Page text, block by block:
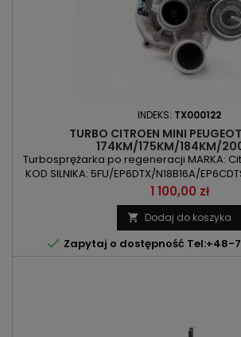
INDEKS: TX000122
TURBO CITROEN MINI
174KM/175KM/184KM/
Turbosprężarka po regeneracji MARKA:
KOD SILNIKA: 5FU/EP6DTX/N18B16A/
1598ccm 1.6THP MOC: 128kW/174KM /
135kW/184KM / 147kW/200KM ROK
Cena
1 100,00 zł
 Dodaj do koszyka
 Zapytaj o dostępność Tel:+48-